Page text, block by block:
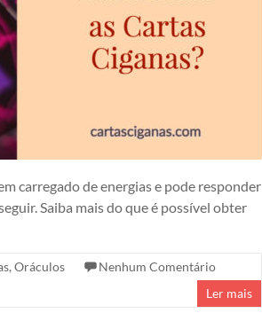
carregado de energias e pode responder
Saiba mais do que é possível obter
, Oráculos
Nenhum Comentário
Ler mais